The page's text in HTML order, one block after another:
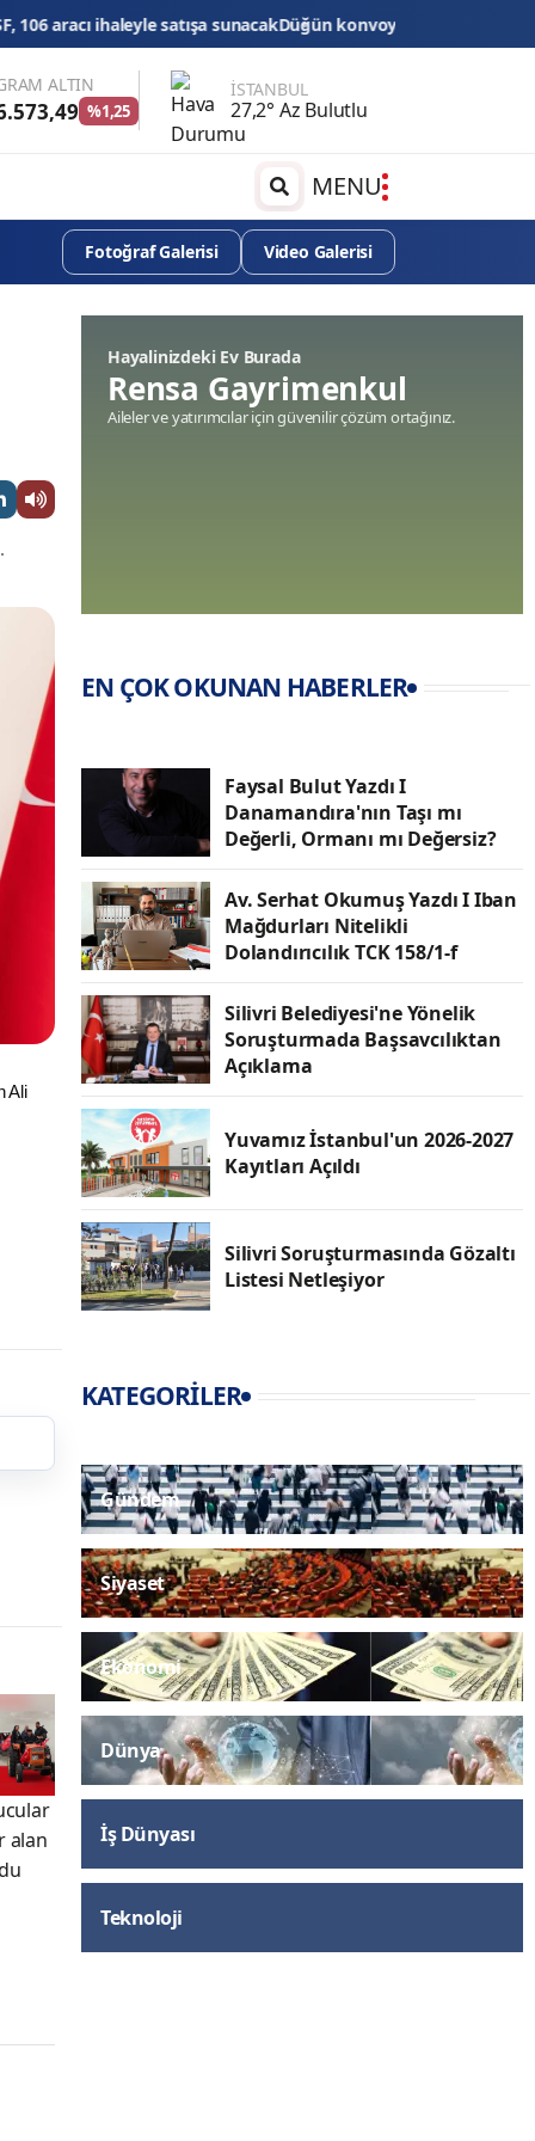
sunacakDüğün konvoyuna ağır fatura: 540 bin lira ceza, 6 araç
ALTIN
%1,25
İSTANBUL
27,2° Az Bulutlu
MENU
Fotoğraf Galerisi Video Galerisi
Ali
alan
Hayalinizdeki Ev Burada
Rensa Gayrimenkul
Aileler ve yatırımcılar için güvenilir çözüm ortağınız.
EN ÇOK OKUNAN HABERLER
Faysal Bulut Yazdı I
Danamandıra'nın Taşı mı
Değerli, Ormanı mı Değersiz?
Av. Serhat Okumuş Yazdı I Iban
Mağdurları Nitelikli
Dolandırıcılık TCK 158/1-f
Silivri Belediyesi'ne Yönelik
Soruşturmada Başsavcılıktan
Açıklama
Yuvamız İstanbul'un 2026-2027
Kayıtları Açıldı
Silivri Soruşturmasında Gözaltı
Listesi Netleşiyor
KATEGORILER
Gündem
Siyaset
Ekonomi
Dünya
İş Dünyası
Teknoloji